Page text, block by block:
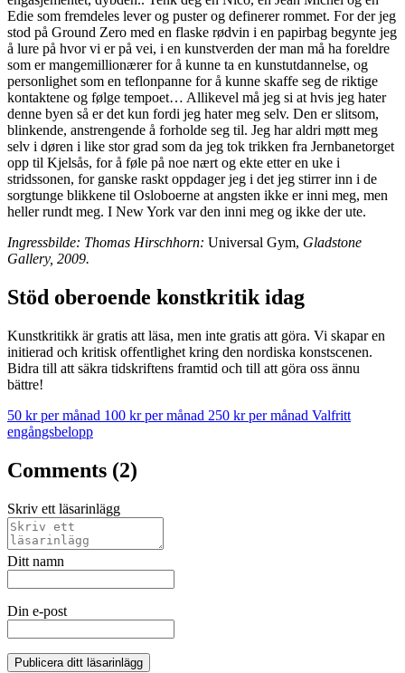
Edie som fremdeles lever og puster og definerer rommet. For der jeg
stod på Ground Zero med en flaske rødvin i en papirbag begynte jeg
å lure på hvor vi er på vei, i en kunstverden der man må ha foreldre
som er mangemillionærer for å kunne ta en kunstutdannelse, og
personlighet som en teflonpanne for å kunne skaffe seg de riktige
kontaktene og følge tempoet… Allikevel må jeg si at hvis jeg hater
denne byen så er det kun fordi jeg hater meg selv. Den er slitsom,
blinkende, anstrengende å forholde seg til. Jeg har aldri møtt meg
selv i døren i like stor grad som da jeg tok trikken fra Jernbanetorget
opp til Kjelsås, for å føle på noe nært og ekte etter en uke i
stridssonen, for ganske raskt oppdager jeg i det jeg stirrer inn i de
sorgtunge blikkene til Osloboerne at angsten ikke er inni meg, men
heller rundt meg. I New York var den inni meg og ikke der ute.
Ingressbilde: Thomas Hirschhorn: Universal Gym, Gladstone
Gallery, 2009.
Stöd oberoende konstkritik idag
Kunstkritikk är gratis att läsa, men inte gratis att göra. Vi skapar en
initierad och kritisk offentlighet kring den nordiska konstscenen.
Bidra till att säkra tidskriftens framtid och till att göra oss ännu
bättre!
50 kr per månad 100 kr per månad 250 kr per månad Valfritt
engångsbelopp
Comments (2)
Skriv ett läsarinlägg
Ditt namn
Din e-post
Publicera ditt läsarinlägg